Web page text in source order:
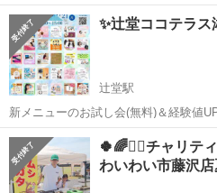
28日(月) 場所: わいわい市藤沢店 ☘️チ
ティー水草販売 ☘️昆虫くじ/対面販売
で ...
神奈川 藤沢市 六会日大前駅
✨辻堂ココテラス
辻堂駅
新メニューのお試し会(無料)＆経験値
元気さまです✨ 歩くパワースポット
ジ‐相談師せいじ です😊 7/21(祝月)は #辻堂ココテラス湘南5F で行わ
れます ...
神奈川 藤沢市 辻堂駅 地域/
🍀🌈💁‍♀️チャリテ
わいわい市藤沢